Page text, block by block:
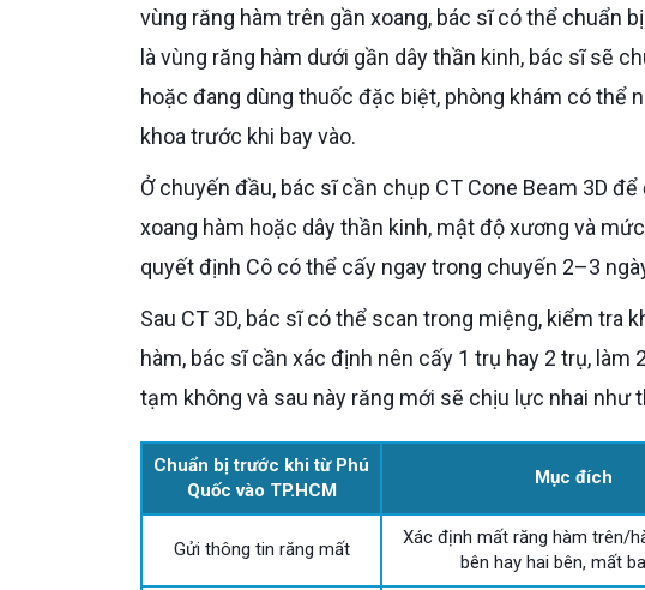
vùng răng hàm trên gần xoang, bác sĩ có thể chuẩn
là vùng răng hàm dưới gần dây thần kinh, bác sĩ sẽ
hoặc đang dùng thuốc đặc biệt, phòng khám có thể
khoa trước khi bay vào.
Ở chuyến đầu, bác sĩ cần chụp CT Cone Beam 3D để đánh giá chiều cao xương, chiều rộng xương, vị trí
xoang hàm hoặc dây thần kinh, mật độ xương và
quyết định Cô có thể cấy ngay trong chuyến 2–3
Sau CT 3D, bác sĩ có thể scan trong miệng, kiểm tra khớp cắn và lập kế hoạch phục hình. Với mất 2 răng
hàm, bác sĩ cần xác định nên cấy 1 trụ hay 2 trụ,
tạm không và sau này răng mới sẽ chịu lực nhai như
Chuẩn bị trước khi từ Phú
Quốc vào TP.HCM
Mục đích
Gửi thông tin răng mất
Xác định mất răng hàm trên/
bên hay hai bên, mất